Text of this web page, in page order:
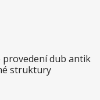
provedení dub antik
struktury